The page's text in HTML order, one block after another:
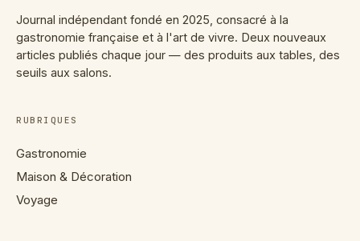
Journal indépendant fondé en 2025, consacré à la
gastronomie française et à l'art de vivre. Deux nouveaux
articles publiés chaque jour — des produits aux tables, des
seuils aux salons.
RUBRIQUES
Gastronomie
Maison & Décoration
Voyage